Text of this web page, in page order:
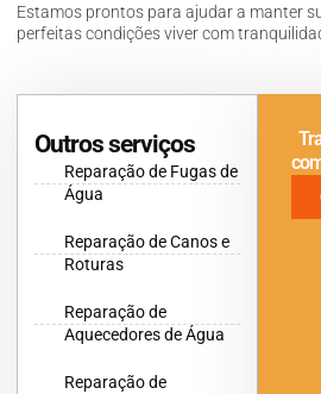
Estamos prontos para ajudar a manter
perfeitas condições viver com
Outros serviços
Reparação de Fugas de
Água
Reparação de Canos e
Roturas
Reparação de
Aquecedores de Água
Reparação de